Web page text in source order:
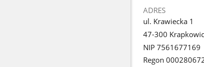
ADRES
ul. Krawiecka 1
47-300
NIP 7561677169
Regon